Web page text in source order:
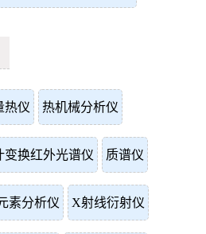
热仪 热机械分析仪
变换红外光谱仪 质谱仪
素分析仪 X射线衍射仪